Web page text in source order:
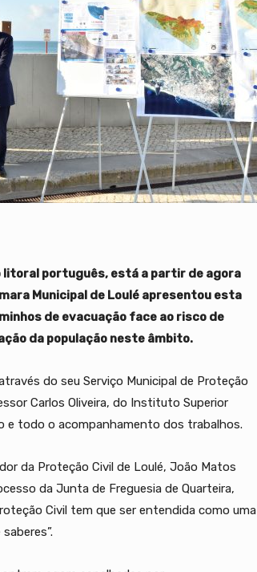
português, está a partir de agora
Municipal de Loulé apresentou esta
de evacuação face ao risco de
da população neste âmbito.
do seu Serviço Municipal de Proteção
Carlos Oliveira, do Instituto Superior
e todo o acompanhamento dos trabalhos.
da Proteção Civil de Loulé, João Matos
da Junta de Freguesia de Quarteira,
Civil tem que ser entendida como uma